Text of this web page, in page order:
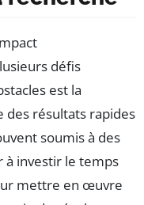
défis
est la
des résultats rapides
soumis à des
à investir le temps
mettre en œuvre